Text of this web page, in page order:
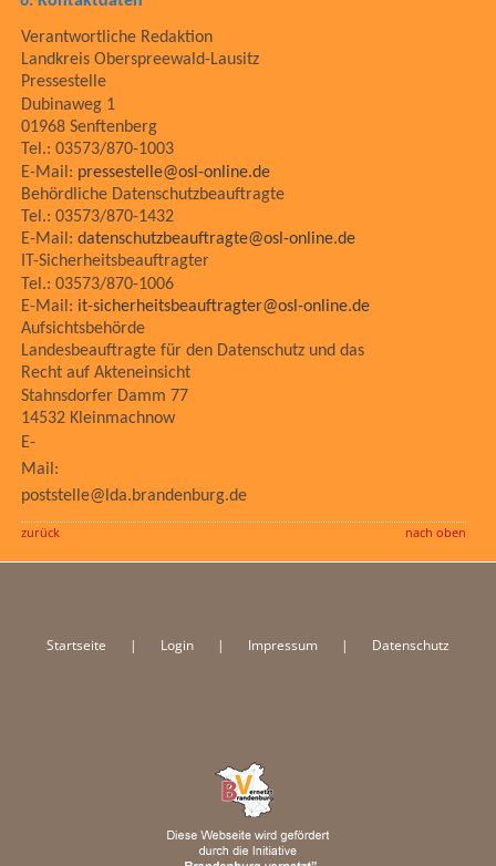
Verantwortliche Redaktion
Landkreis Oberspreewald-Lausitz
Pressestelle
Dubinaweg 1
01968 Senftenberg
Tel.: 03573/870-1003
E-Mail: pressestelle@osl-online.de
Behördliche Datenschutzbeauftragte
Tel.: 03573/870-1432
E-Mail: datenschutzbeauftragte@osl-online.de
IT-Sicherheitsbeauftragter
Tel.: 03573/870-1006
E-Mail: it-sicherheitsbeauftragter@osl-online.de
Aufsichtsbehörde
Landesbeauftragte für den Datenschutz und das
Recht auf Akteneinsicht
Stahnsdorfer Damm 77
14532 Kleinmachnow
E-
Mail:
poststelle@lda.brandenburg.de
zurück nach oben
Startseite | Login | Impressum | Datenschutz